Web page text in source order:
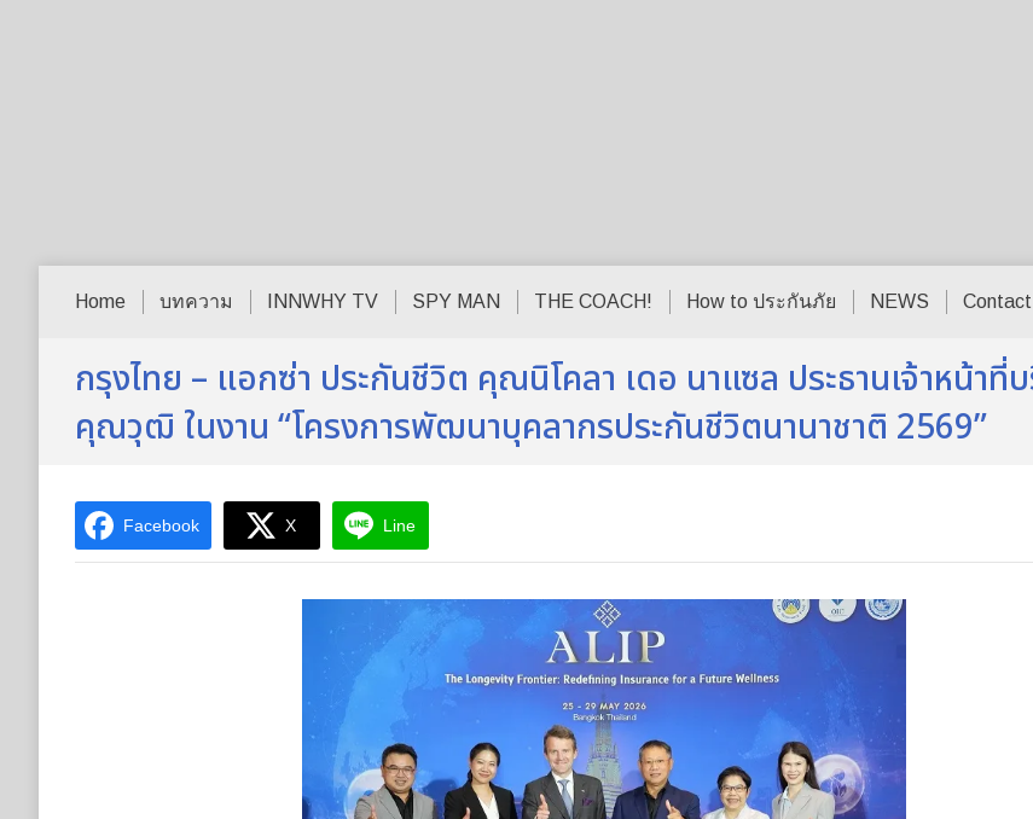
Home บทความ INNWHY TV SPY MAN THE COACH! How to ประกันภัย NEWS
กรุงไทย – แอกซ่า ประกันชีวิต คุณนิโคลา เดอ นาแซล ประธานเจ้าหน้าที่
คุณวุฒิ ในงาน “โครงการพัฒนาบุคลากรประกันชีวิตนานาชาติ 2569”
Facebook X Line